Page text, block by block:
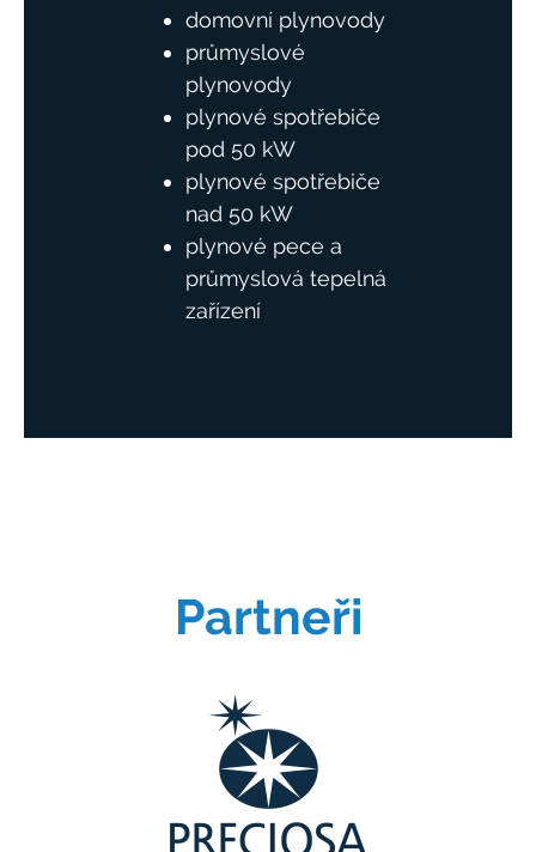
domovní plynovody
průmyslové
plynovody
plynové spotřebiče
pod 50 kW
plynové spotřebiče
nad 50 kW
plynové pece a
průmyslová tepelná
zařízení
Partneři